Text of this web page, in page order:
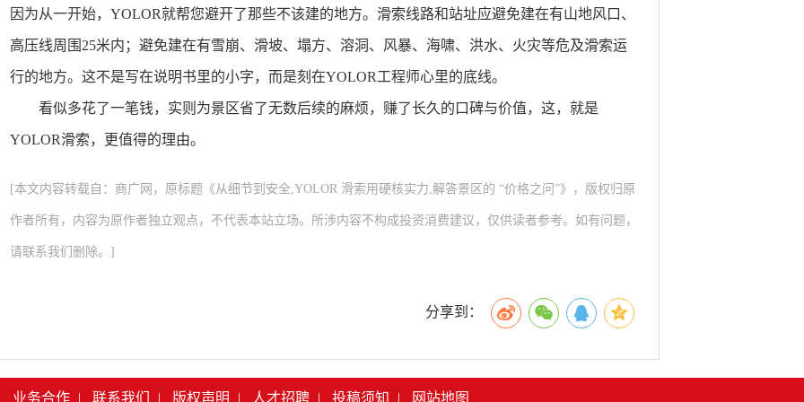
因为从一开始，YOLOR就帮您避开了那些不该建的地方。滑索线路和站址应避免建在有山地风口、
高压线周围25米内；避免建在有雪崩、滑坡、塌方、溶洞、风暴、海啸、洪水、火灾等危及滑索运
行的地方。这不是写在说明书里的小字，而是刻在YOLOR工程师心里的底线。
看似多花了一笔钱，实则为景区省了无数后续的麻烦，赚了长久的口碑与价值，这，就是
YOLOR滑索，更值得的理由。
[本文内容转载自：商广网，原标题《从细节到安全,YOLOR 滑索用硬核实力,解答景区的 “价格之问”》，版权归原
作者所有，内容为原作者独立观点，不代表本站立场。所涉内容不构成投资消费建议，仅供读者参考。如有问题，
请联系我们删除。]
分享到：
业务合作 | 联系我们 | 版权声明 | 人才招聘 | 投稿须知 | 网站地图